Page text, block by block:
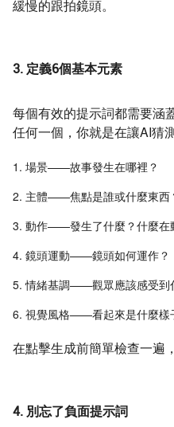
緩慢的跟拍鏡頭。
3. 定義6個基本元素
每個有效的提示詞都需要涵
任何一個，你就是在讓AI猜
場景——故事發生在哪裡？
主體——焦點是誰或什麼東西
動作——發生了什麼？什麼在
鏡頭運動——鏡頭如何運作？
情緒基調——觀眾應該感受到
視覺風格——看起來是什麼樣
在點擊生成前簡單檢查一遍
4. 別忘了負面提示詞